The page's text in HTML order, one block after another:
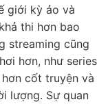
giới kỳ ảo và
thi hơn bao
streaming cũng
hơn, như series
cốt truyện và
lượng. Sự quan